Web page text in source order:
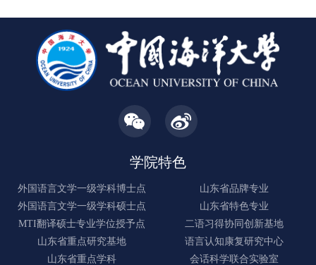
学院特色
外国语言文学一级学科博士点
山东省品牌专业
外国语言文学一级学科硕士点
山东省特色专业
MTI翻译硕士专业学位授予点
二语习得协同创新基地
山东省重点研究基地
语言认知康复研究中心
山东省重点学科
会话科学联合实验室